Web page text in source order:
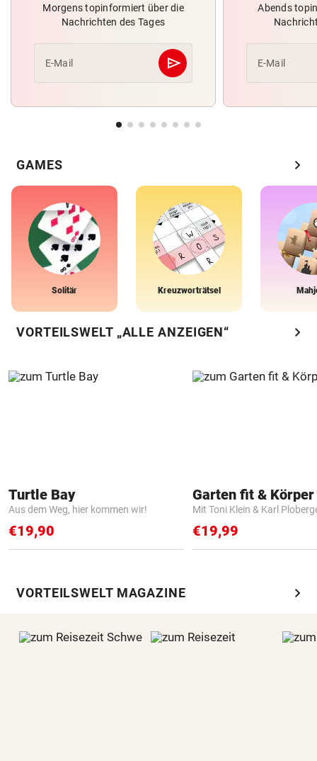
Morgens topinformiert über die
Nachrichten des Tages
E-Mail send
Abschicken
Abends
E-Mail
GAMES chevron_right
Solitär Kreuzworträtsel
VORTEILSWELT „ALLE ANZEIGEN“ chevron_right
Turtle Bay
Aus dem Weg, hier kommen wir!
€19,90
Garten fit &
Mit Toni Klein & Karl
€19,99
VORTEILSWELT MAGAZINE chevron_right